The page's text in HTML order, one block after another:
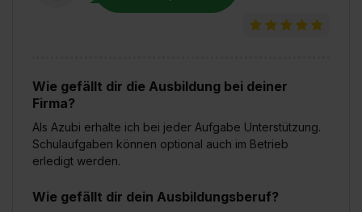
Wie gefällt dir die Ausbildung bei deiner
Firma?
Als Azubi erhalte ich bei jeder Aufgabe Unterstützung.
Schulaufgaben können optional auch im Betrieb
erledigt werden.
Wie gefällt dir dein Ausbildungsberuf?